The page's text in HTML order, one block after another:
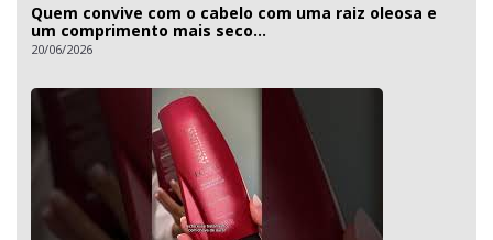
Quem convive com o cabelo com uma raiz oleosa e
um comprimento mais seco...
20/06/2026